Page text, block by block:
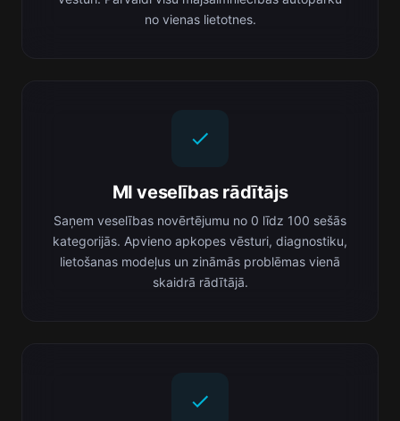
no vienas lietotnes.
MI veselības rādītājs
Saņem veselības novērtējumu no 0 līdz 100 sešās
kategorijās. Apvieno apkopes vēsturi, diagnostiku,
lietošanas modeļus un zināmās problēmas vienā
skaidrā rādītājā.